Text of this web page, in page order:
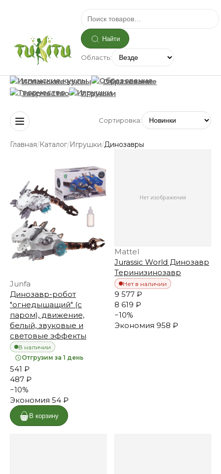
Найти
Область:
Испанские куклы
Образование
Творчество
Игрушки
Сортировка:
Главная/Каталог/Игрушки/Динозавры
Junfa
Динозавр-робот
"огнедышащий" (с
паром), движение,
белый, звуковые и
световые эффекты
В наличии
Отгрузим за 1 день
541 ₽
487 ₽
−10%
Экономия 54 ₽
В корзину
Mattel
Jurassic World Динозавр
Теринизинозавр
Нет в наличии
9 577 ₽
8 619 ₽
−10%
Экономия 958 ₽